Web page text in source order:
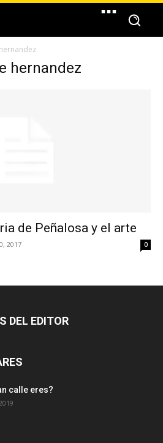
hernandez
de Peñalosa y el arte
2017 0
DEL EDITOR
calle eres?